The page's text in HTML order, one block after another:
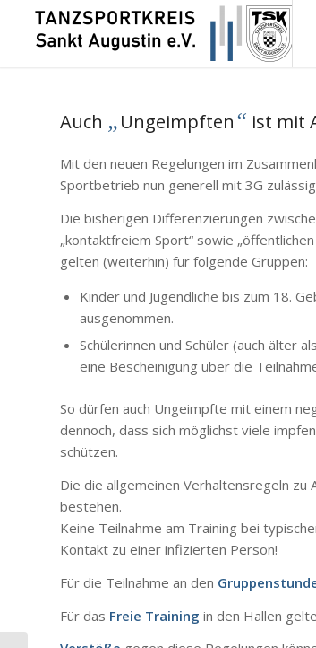
Auch „Ungeimpften“ ist mit
Mit den neuen Regelungen im
Sportbetrieb nun generell mit 3G
Die bisherigen Differenzierungen
„kontaktfreiem Sport“ sowie
gelten (weiterhin) für folgende Gruppen:
Kinder und Jugendliche bis zum 18.
ausgenommen.
Schülerinnen und Schüler (auch älter
eine Bescheinigung über die
So dürfen auch Ungeimpfte mit einem
dennoch, dass sich möglichst viele
schützen.
Die die allgemeinen Verhaltensregeln
bestehen.
Keine Teilnahme am Training bei
Kontakt zu einer infizierten Person!
Für die Teilnahme an den
Für das Freie Training in den Hallen